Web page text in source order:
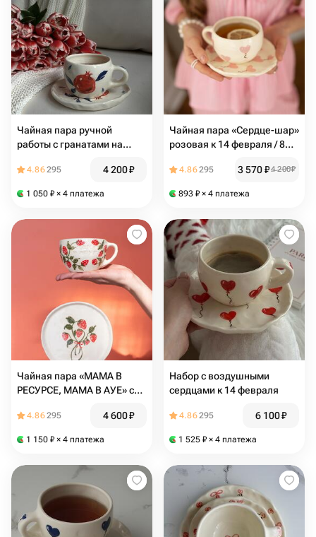
Чайная пара ручной
работы с гранатами на
4.86295 4 200₽
1 050 ₽ × 4 платежа
Чайная пара «Сердце-шар»
розовая к 14 февраля / 8
4.86295 3 570₽4 200₽
893 ₽ × 4 платежа
Чайная пара «МАМА В
РЕСУРСЕ, МАМА В А️УЕ» с
4.86295 4 600₽
1 150 ₽ × 4 платежа
Набор с воздушными
сердцами к 14 февраля
4.86295 6 100₽
1 525 ₽ × 4 платежа